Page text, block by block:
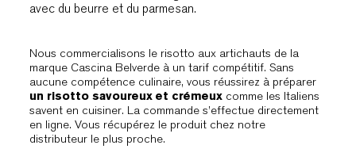
avec du beurre et du parmesan.
Nous commercialisons le risotto aux artichauts de la
marque Cascina Belverde à un tarif compétitif. Sans
aucune compétence culinaire, vous réussirez à préparer
un risotto savoureux et crémeux comme les Italiens
savent en cuisiner. La commande s’effectue directement
en ligne. Vous récupérez le produit chez notre
distributeur le plus proche.